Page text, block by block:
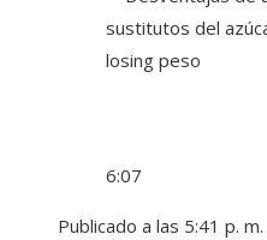
6:07
Publicado a las 5:41 p.